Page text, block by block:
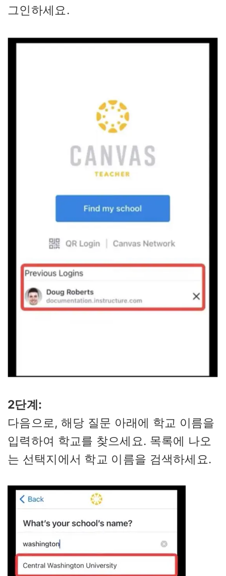
그인하세요.
2단계:
다음으로, 해당 질문 아래에 학교 이름을
입력하여 학교를 찾으세요. 목록에 나오
는 선택지에서 학교 이름을 검색하세요.